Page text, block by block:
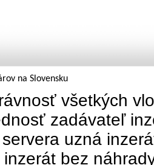
na Slovensku
všetkých
zadávateľ
uzná
bez